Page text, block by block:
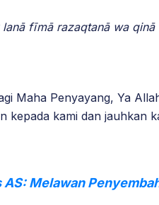
fīmā razaqtanā wa qinā
Maha Penyayang, Ya
kepada kami dan jauhkan
Melawan